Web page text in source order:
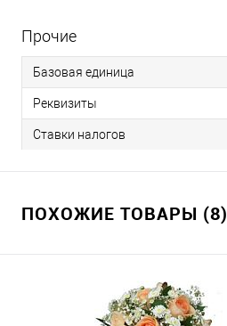
Прочие
Базовая единица
Реквизиты
Ставки налогов
ПОХОЖИЕ ТОВАРЫ (8)